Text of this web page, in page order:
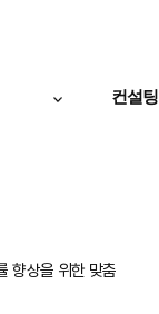
컨설팅
향상을 위한 맞춤